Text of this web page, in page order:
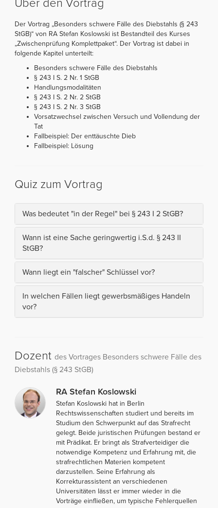
Über den Vortrag
Der Vortrag „Besonders schwere Fälle des Diebstahls (§ 243
StGB)“ von RA Stefan Koslowski ist Bestandteil des Kurses
„Zwischenprüfung Komplettpaket“. Der Vortrag ist dabei in
folgende Kapitel unterteilt:
Besonders schwere Fälle des Diebstahls
§ 243 I S. 2 Nr. 1 StGB
Handlungsmodalitäten
§ 243 I S. 2 Nr. 2 StGB
§ 243 I S. 2 Nr. 3 StGB
Vorsatzwechsel zwischen Versuch und Vollendung der
Tat
Fallbeispiel: Der enttäuschte Dieb
Fallbeispiel: Lösung
Quiz zum Vortrag
Was bedeutet "in der Regel" bei § 243 I 2 StGB?
Wann ist eine Sache geringwertig i.S.d. § 243 II
StGB?
Wann liegt ein "falscher" Schlüssel vor?
In welchen Fällen liegt gewerbsmäßiges Handeln
vor?
Dozent des Vortrages Besonders schwere Fälle des
Diebstahls (§ 243 StGB)
RA Stefan Koslowski
Stefan Koslowski hat in Berlin
Rechtswissenschaften studiert und bereits im
Studium den Schwerpunkt auf das Strafrecht
gelegt. Beide juristischen Prüfungen bestand er
mit Prädikat. Er bringt als Strafverteidiger die
notwendige Kompetenz und Erfahrung mit, die
strafrechtlichen Materien kompetent
darzustellen. Seine Erfahrung als
Korrekturassistent an verschiedenen
Universitäten lässt er immer wieder in die
Vorträge einfließen, um typische Fehlerquellen